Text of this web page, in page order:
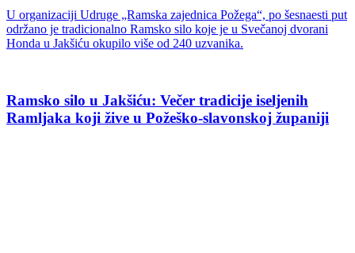
U organizaciji Udruge „Ramska zajednica Požega“, po šesnaesti put
održano je tradicionalno Ramsko silo koje je u Svečanoj dvorani
Honda u Jakšiću okupilo više od 240 uzvanika.
Ramsko silo u Jakšiću: Večer tradicije iseljenih
Ramljaka koji žive u Požeško-slavonskoj županiji